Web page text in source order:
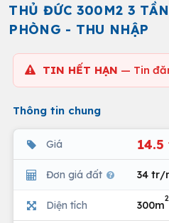
THỦ ĐỨC 300M2 3
PHÒNG - THU NHẬP
TIN HẾT HẠN — Tin
Thông tin chung
Giá 14.5
Đơn giá đất 34 tr/
Diện tích 300m
2